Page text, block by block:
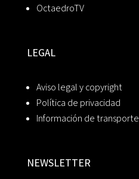
OctaedroTV
LEGAL
Aviso legal y copyright
Política de privacidad
Información de transporte
NEWSLETTER